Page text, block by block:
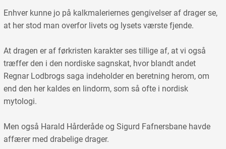
Enhver kunne jo på kalkmaleriernes gengivelser af drager se,
at her stod man overfor livets og lysets værste fjende.
At dragen er af førkristen karakter ses tillige af, at vi også
træffer den i den nordiske sagnskat, hvor blandt andet
Regnar Lodbrogs saga indeholder en beretning herom, om
end den her kaldes en lindorm, som så ofte i nordisk
mytologi.
Men også Harald Hårderåde og Sigurd Fafnersbane havde
affærer med drabelige drager.